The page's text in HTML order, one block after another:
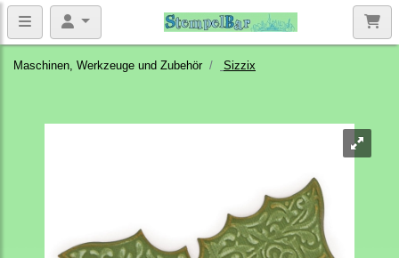
Maschinen, Werkzeuge und Zubehör Sizzix